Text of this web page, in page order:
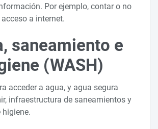
Por ejemplo, contar o no
a internet.
saneamiento e
(WASH)
acceder a agua, y agua segura
infraestructura de saneamientos y
higiene.